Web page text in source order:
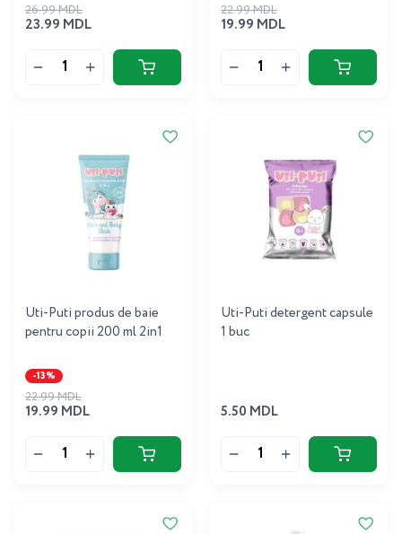
23.99 MDL
26.99 MDL
19.99 MDL
22.99 MDL
Uti-Puti produs de baie
pentru copii 200 ml 2in1
-13%
19.99 MDL
22.99 MDL
Uti-Puti detergent capsule
1 buc
5.50 MDL